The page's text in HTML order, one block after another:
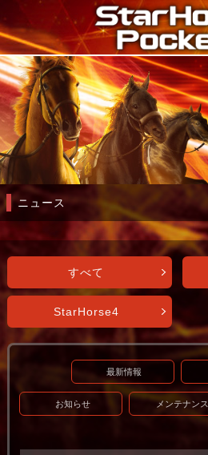
ニュース
すべて
StarHorse4
最新情報
お知らせ メンテナンス